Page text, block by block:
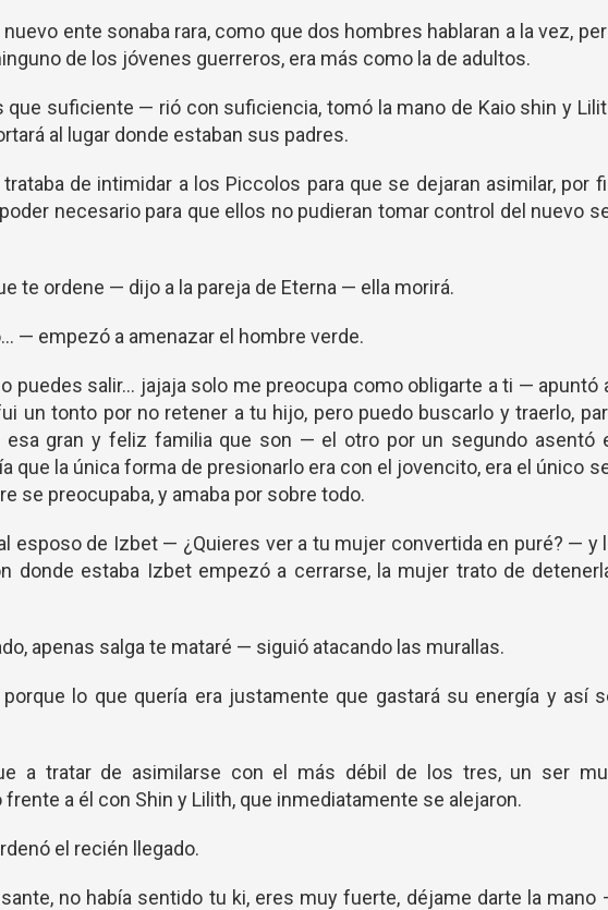
ente sonaba rara, como que dos hombres hablaran a la vez,
de los jóvenes guerreros, era más como la de adultos.
suficiente — rió con suficiencia, tomó la mano de Kaio shin y
al lugar donde estaban sus padres.
de intimidar a los Piccolos para que se dejaran asimilar, por
necesario para que ellos no pudieran tomar control del nuevo
te ordene — dijo a la pareja de Eterna — ella morirá.
— empezó a amenazar el hombre verde.
puedes salir... jajaja solo me preocupa como obligarte a ti — apuntó
un tonto por no retener a tu hijo, pero puedo buscarlo y traerlo,
esa gran y feliz familia que son — el otro por un segundo asentó
que la única forma de presionarlo era con el jovencito, era el único
se preocupaba, y amaba por sobre todo.
esposo de Izbet — ¿Quieres ver a tu mujer convertida en puré? — y
donde estaba Izbet empezó a cerrarse, la mujer trato de
apenas salga te mataré — siguió atacando las murallas.
lo que quería era justamente que gastará su energía y así
a tratar de asimilarse con el más débil de los tres, un ser
a él con Shin y Lilith, que inmediatamente se alejaron.
el recién llegado.
no había sentido tu ki, eres muy fuerte, déjame darte la mano